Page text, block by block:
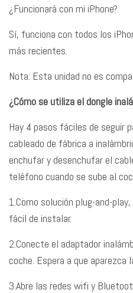
¿Funcionará con mi iPhone?
Sí, funciona con todos los
más recientes.
Nota: Esta unidad no es
¿Cómo se utiliza el dongle
Hay 4 pasos fáciles de seguir
cableado de fábrica a
enchufar y desenchufar el
teléfono cuando se sube al
1.Como solución plug-and-
fácil de instalar.
2.Conecte el adaptador
coche. Espera a que
3.Abre las redes wifi y